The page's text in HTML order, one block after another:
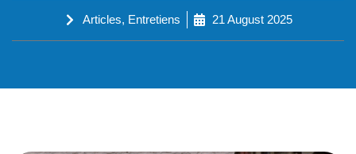
Articles, Entretiens 21 August 2025